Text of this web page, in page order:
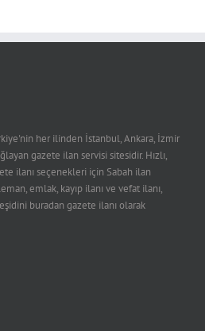
her ilinden İstanbul, Ankara, İzmir
gazete ilan servisi sitesidir. Hızlı,
ilanı seçenekleri için Sabah ilan
emlak, kayıp ilanı ve vefat ilanı,
buradan gazete ilanı olarak